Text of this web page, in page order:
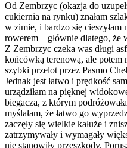
Od Zembrzyc (okazja do
cukiernia na rynku) znałam
w zimie, i bardzo się cieszyłam
rowerem – głównie dlatego, że
Z Zembrzyc czeka was długi
końcówką terenową, ale potem
szybki przelot przez Pasmo
Jednak jest łatwo i prędkość
urządziłam na pięknej
biegacza, z którym
myślałam, że łatwo go
zaczęły się wielkie kałuże i
zatrzymywały i wymagały
nie stanowiły przeszkody.